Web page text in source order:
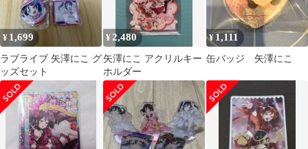
¥ 1,699
ラブライブ 矢澤にこ グ
ッズセット
¥ 2,480
矢澤にこ アクリルキー
ホルダー
¥ 1,111
缶バッジ 矢澤にこ